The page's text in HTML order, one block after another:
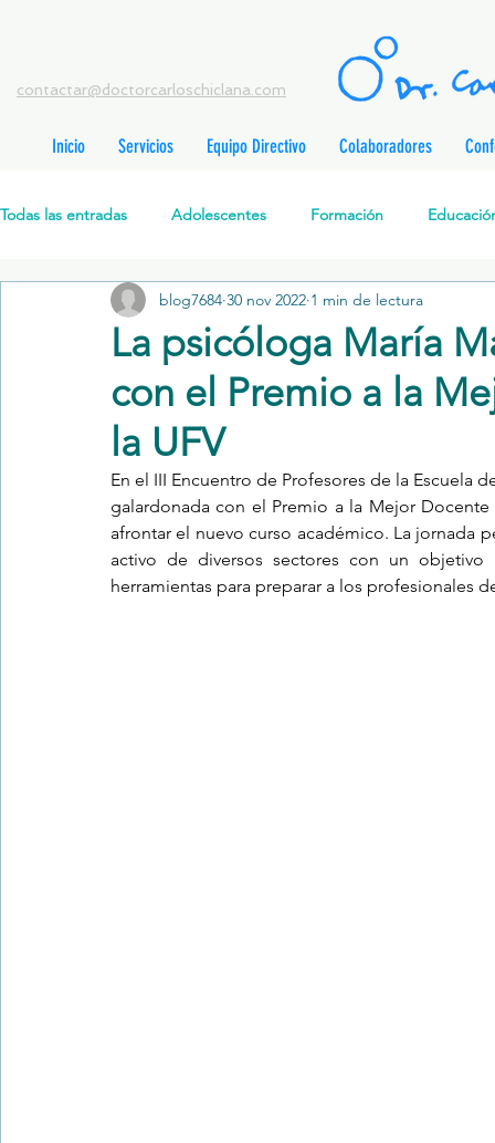
contactar@doctorcarloschiclana.com
Inicio Servicios Equipo Directivo Colaboradores
Todas las entradas Adolescentes Formación
Salud Mental Perinatal Psicoterapia Cognitivo-Analítica
Formación profesionales Jóvenes Desarrollo personal
Promoción de la salud mental Relaciones de pareja
Trastornos de la conducta alimentar Infantil
La psicóloga María
con el Premio a la
la UFV
blog7684 30 nov 2022 1 min de lectura
En el III Encuentro de Profesores de la Escuela
galardonada con el Premio a la Mejor
afrontar el nuevo curso académico. La jornada
activo de diversos sectores con un objetivo
herramientas para preparar a los profesionales